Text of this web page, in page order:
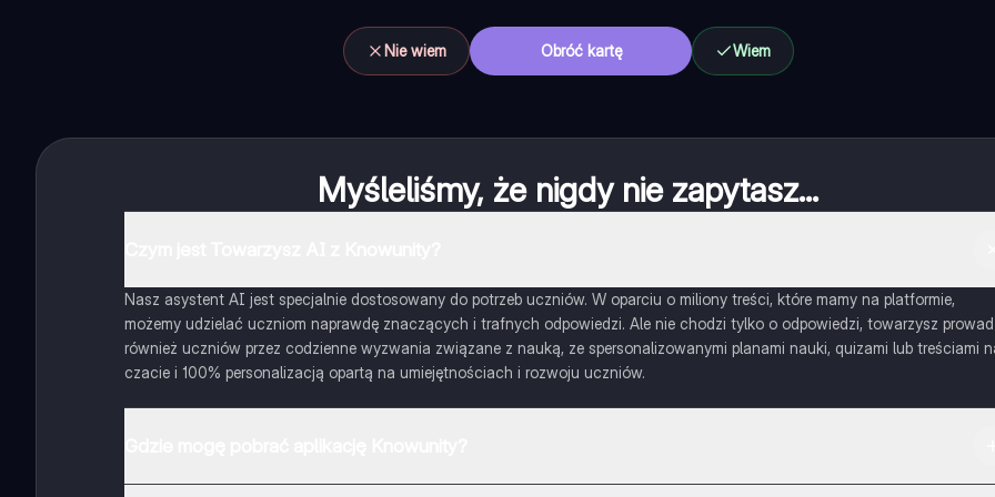
Nie wiem Obróć kartę Wiem
Myśleliśmy, że nigdy nie zapytasz...
Nasz asystent AI jest specjalnie dostosowany do potrzeb uczniów. W oparciu o miliony treści, które mamy na platformie,
możemy udzielać uczniom naprawdę znaczących i trafnych odpowiedzi. Ale nie chodzi tylko o odpowiedzi, towarzysz
również uczniów przez codzienne wyzwania związane z nauką, ze spersonalizowanymi planami nauki, quizami lub treściami
czacie i 100% personalizacją opartą na umiejętnościach i rozwoju uczniów.